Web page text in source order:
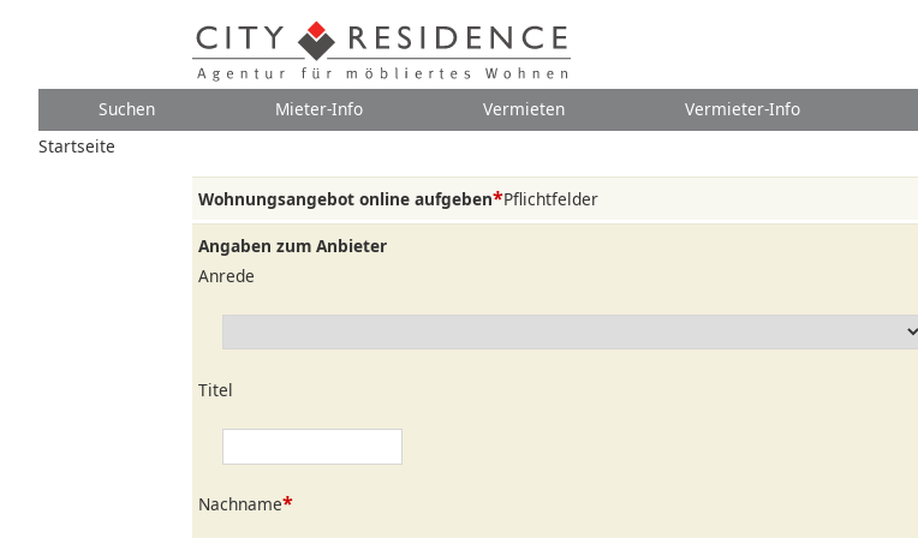
Suchen Mieter-Info Vermieten Vermieter-Info
Startseite
Wohnungsangebot online aufgeben*Pflichtfelder
Angaben zum Anbieter
Anrede
Titel
Nachname*